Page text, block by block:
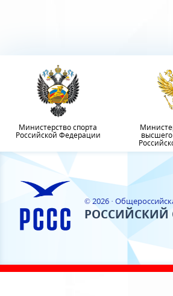
Министерство спорта
Российской Федерации
© 2026 ·
РОССИЙСКИЙ